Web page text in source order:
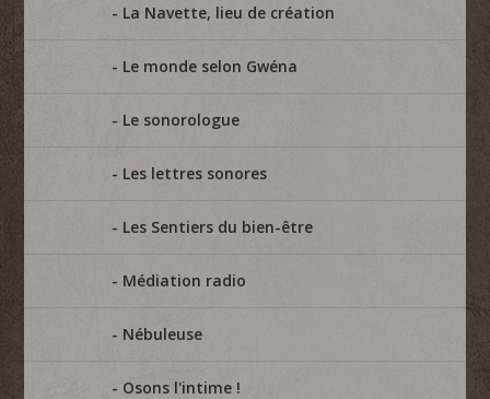
La Navette, lieu de création
Le monde selon Gwéna
Le sonorologue
Les lettres sonores
Les Sentiers du bien-être
Médiation radio
Nébuleuse
Osons l'intime !